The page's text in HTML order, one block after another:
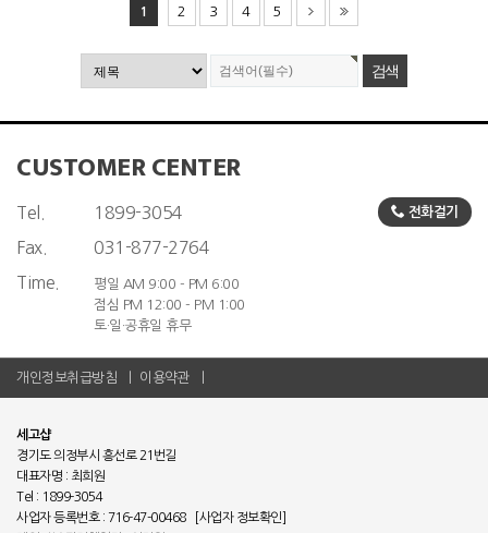
1 2 3 4 5
CUSTOMER CENTER
Tel. 1899-3054 전화걸기
Fax.
031-877-2764
Time.
평일 AM 9:00 - PM 6:00
점심 PM 12:00 - PM 1:00
토·일·공휴일 휴무
개인정보취급방침 이용약관
세고샵
경기도 의정부시 흥선로 21번길
대표자명 : 최희원
Tel : 1899-3054
사업자 등록번호 : 716-47-00468
[사업자 정보확인]